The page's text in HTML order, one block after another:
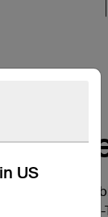
US
votre propre